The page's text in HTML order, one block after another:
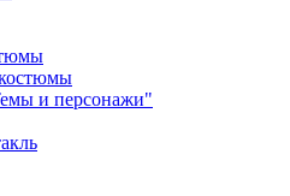
и персонажи"